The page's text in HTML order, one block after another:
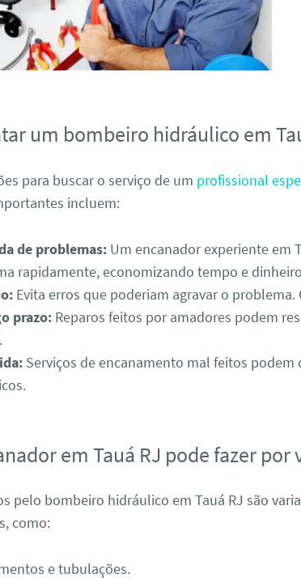
um bombeiro hidráulico em
para buscar o serviço de um profissional
incluem:
de problemas:Um encanador experiente em
rapidamente, economizando tempo e
Evita erros que poderiam agravar o problema.
prazo:Reparos feitos por amadores podem
Serviços de encanamento mal feitos podem
em Tauá RJ pode fazer por
pelo bombeiro hidráulico em Tauá RJ são
como:
e tubulações.